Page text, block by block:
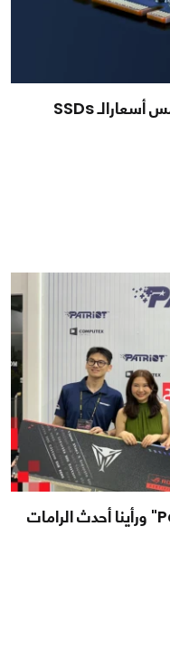
سوق المستهلكين في خطر، هل تلامس أسعارالـ SSDs
Computex26: زرنا جناح "Patriot" ورأينا أحدث الرامات